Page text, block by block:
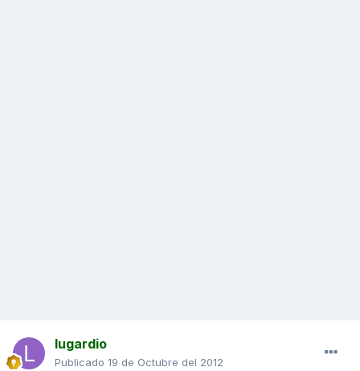
lugardio
Publicado 19 de Octubre del 2012